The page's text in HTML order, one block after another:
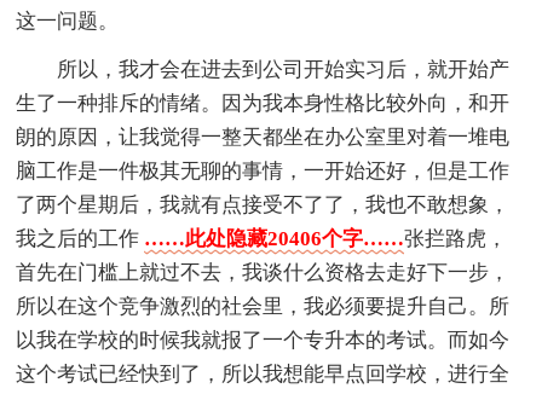
这一问题。
所以，我才会在进去到公司开始实习后，就开始产
生了一种排斥的情绪。因为我本身性格比较外向，和开
朗的原因，让我觉得一整天都坐在办公室里对着一堆电
脑工作是一件极其无聊的事情，一开始还好，但是工作
了两个星期后，我就有点接受不了了，我也不敢想象，
我之后的工作 ……此处隐藏20406个字……张拦路虎，
首先在门槛上就过不去，我谈什么资格去走好下一步，
所以在这个竞争激烈的社会里，我必须要提升自己。所
以我在学校的时候我就报了一个专升本的考试。而如今
这个考试已经快到了，所以我想能早点回学校，进行全